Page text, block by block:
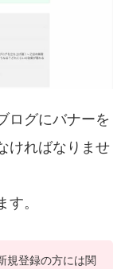
ログにバナーを
ければなりませ
。
規登録の方には関